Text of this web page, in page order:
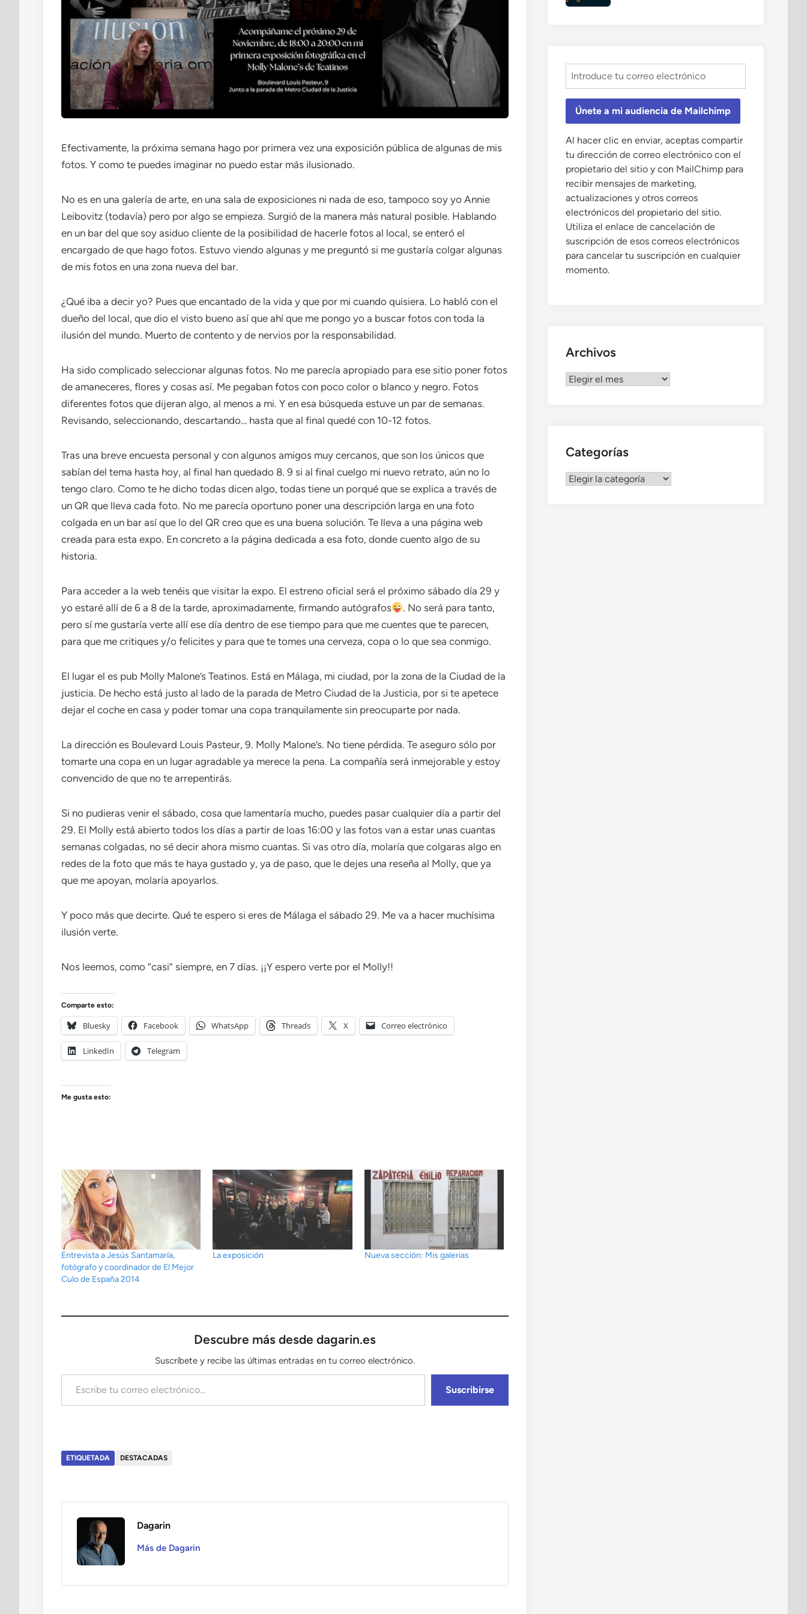
Efectivamente, la próxima semana hago por primera vez una exposición pública de algunas de mis
fotos. Y como te puedes imaginar no puedo estar más ilusionado.
No es en una galería de arte, en una sala de exposiciones ni nada de eso, tampoco soy yo Annie
Leibovitz (todavía) pero por algo se empieza. Surgió de la manera más natural posible. Hablando
en un bar del que soy asiduo cliente de la posibilidad de hacerle fotos al local, se enteró el
encargado de que hago fotos. Estuvo viendo algunas y me preguntó si me gustaría colgar algunas
de mis fotos en una zona nueva del bar.
¿Qué iba a decir yo? Pues que encantado de la vida y que por mi cuando quisiera. Lo habló con el
dueño del local, que dio el visto bueno así que ahí que me pongo yo a buscar fotos con toda la
ilusión del mundo. Muerto de contento y de nervios por la responsabilidad.
Ha sido complicado seleccionar algunas fotos. No me parecía apropiado para ese sitio poner fotos
de amaneceres, flores y cosas así. Me pegaban fotos con poco color o blanco y negro. Fotos
diferentes fotos que dijeran algo, al menos a mi. Y en esa búsqueda estuve un par de semanas.
Revisando, seleccionando, descartando… hasta que al final quedé con 10-12 fotos.
Tras una breve encuesta personal y con algunos amigos muy cercanos, que son los únicos que
sabían del tema hasta hoy, al final han quedado 8. 9 si al final cuelgo mi nuevo retrato, aún no lo
tengo claro. Como te he dicho todas dicen algo, todas tiene un porqué que se explica a través de
un QR que lleva cada foto. No me parecía oportuno poner una descripción larga en una foto
colgada en un bar así que lo del QR creo que es una buena solución. Te lleva a una página web
creada para esta expo. En concreto a la página dedicada a esa foto, donde cuento algo de su
historia.
Para acceder a la web tenéis que visitar la expo. El estreno oficial será el próximo sábado día 29 y
yo estaré allí de 6 a 8 de la tarde, aproximadamente, firmando autógrafos
. No será para tanto,
pero sí me gustaría verte allí ese día dentro de ese tiempo para que me cuentes que te parecen,
para que me critiques y/o felicites y para que te tomes una cerveza, copa o lo que sea conmigo.
El lugar el es pub Molly Malone’s Teatinos. Está en Málaga, mi ciudad, por la zona de la Ciudad de la
justicia. De hecho está justo al lado de la parada de Metro Ciudad de la Justicia, por si te apetece
dejar el coche en casa y poder tomar una copa tranquilamente sin preocuparte por nada.
La dirección es Boulevard Louis Pasteur, 9. Molly Malone’s. No tiene pérdida. Te aseguro sólo por
tomarte una copa en un lugar agradable ya merece la pena. La compañía será inmejorable y estoy
convencido de que no te arrepentirás.
Si no pudieras venir el sábado, cosa que lamentaría mucho, puedes pasar cualquier día a partir del
29. El Molly está abierto todos los días a partir de loas 16:00 y las fotos van a estar unas cuantas
semanas colgadas, no sé decir ahora mismo cuantas. Si vas otro día, molaría que colgaras algo en
redes de la foto que más te haya gustado y, ya de paso, que le dejes una reseña al Molly, que ya
que me apoyan, molaría apoyarlos.
Y poco más que decirte. Qué te espero si eres de Málaga el sábado 29. Me va a hacer muchísima
ilusión verte.
Nos leemos, como “casi” siempre, en 7 días. ¡¡Y espero verte por el Molly!!
Comparte esto:
Bluesky Facebook WhatsApp Threads X Correo electrónico
LinkedIn Telegram
Me gusta esto:
Entrevista a Jesús Santamaría,
fotógrafo y coordinador de El Mejor
Culo de España 2014
La exposición Nueva sección: Mis galerias
Descubre más desde dagarin.es
Suscríbete y recibe las últimas entradas en tu correo electrónico.
Escribe tu correo electrónico…
Suscribirse
ETIQUETADA DESTACADAS
Dagarin
Más de Dagarin
Únete a mi audiencia de Mailchimp
Al hacer clic en enviar, aceptas compartir
tu dirección de correo electrónico con el
propietario del sitio y con MailChimp para
recibir mensajes de marketing,
actualizaciones y otros correos
electrónicos del propietario del sitio.
Utiliza el enlace de cancelación de
suscripción de esos correos electrónicos
para cancelar tu suscripción en cualquier
momento.
Archivos
Archivos
Categorías
Categorías